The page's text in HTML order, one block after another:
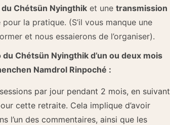
Chétsün Nyingthiket une transmission
la pratique. (S’il vous manque une
et nous essaierons de l’organiser).
Chétsün Nyingthik d’un ou deux mois
Namdrol Rinpoché :
par jour pendant 2 mois, en suivant
cette retraite. Cela implique d’avoir
l’un des commentaires, ainsi que les